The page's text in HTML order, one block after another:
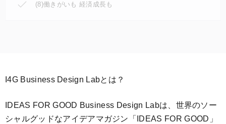
(8)働きがいも 経済成長も
I4G Business Design Labとは？
IDEAS FOR GOOD Business Design Labは、世界のソー
シャルグッドなアイデアマガジン「IDEAS FOR GOOD」